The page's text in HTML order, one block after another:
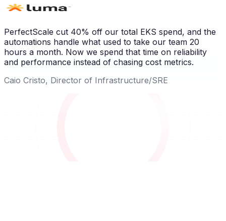
PerfectScale cut 40% off our total EKS spend, and the
automations handle what used to take our team 20
hours a month. Now we spend that time on reliability
and performance instead of chasing cost metrics.
Caio Cristo, Director of Infrastructure/SRE